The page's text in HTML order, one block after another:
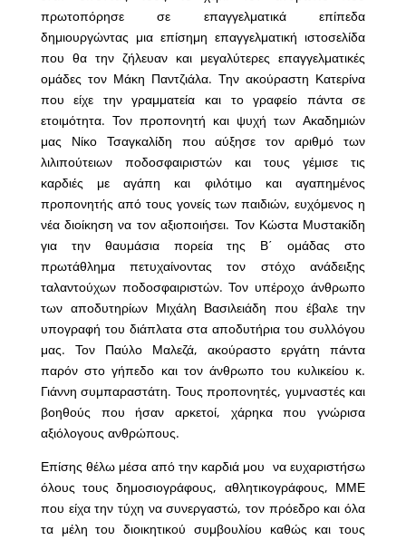
πρωτοπόρησε σε επαγγελματικά επίπεδα
δημιουργώντας μια επίσημη επαγγελματική ιστοσελίδα
που θα την ζήλευαν και μεγαλύτερες επαγγελματικές
ομάδες τον Μάκη Παντζιάλα. Την ακούραστη Κατερίνα
που είχε την γραμματεία και το γραφείο πάντα σε
ετοιμότητα. Τον προπονητή και ψυχή των Ακαδημιών
μας Νίκο Τσαγκαλίδη που αύξησε τον αριθμό των
λιλιπούτειων ποδοσφαιριστών και τους γέμισε τις
καρδιές με αγάπη και φιλότιμο και αγαπημένος
προπονητής από τους γονείς των παιδιών, ευχόμενος η
νέα διοίκηση να τον αξιοποιήσει. Τον Κώστα Μυστακίδη
για την θαυμάσια πορεία της Β΄ ομάδας στο
πρωτάθλημα πετυχαίνοντας τον στόχο ανάδειξης
ταλαντούχων ποδοσφαιριστών. Τον υπέροχο άνθρωπο
των αποδυτηρίων Μιχάλη Βασιλειάδη που έβαλε την
υπογραφή του διάπλατα στα αποδυτήρια του συλλόγου
μας. Τον Παύλο Μαλεζά, ακούραστο εργάτη πάντα
παρόν στο γήπεδο και τον άνθρωπο του κυλικείου κ.
Γιάννη συμπαραστάτη. Τους προπονητές, γυμναστές και
βοηθούς που ήσαν αρκετοί, χάρηκα που γνώρισα
αξιόλογους ανθρώπους.
Επίσης θέλω μέσα από την καρδιά μου να ευχαριστήσω
όλους τους δημοσιογράφους, αθλητικογράφους, ΜΜΕ
που είχα την τύχη να συνεργαστώ, τον πρόεδρο και όλα
τα μέλη του διοικητικού συμβουλίου καθώς και τους